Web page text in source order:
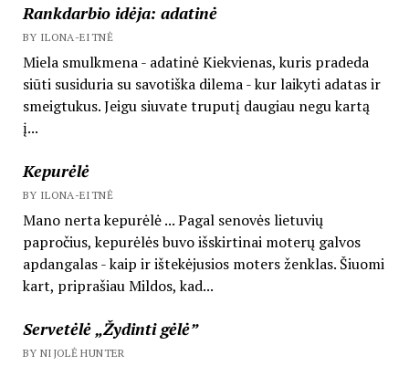
Rankdarbio idėja: adatinė
BY ILONA-EITNĖ
Miela smulkmena - adatinė Kiekvienas, kuris pradeda
siūti susiduria su savotiška dilema - kur laikyti adatas ir
smeigtukus. Jeigu siuvate truputį daugiau negu kartą
į...
Kepurėlė
BY ILONA-EITNĖ
Mano nerta kepurėlė ... Pagal senovės lietuvių
papročius, kepurėlės buvo išskirtinai moterų galvos
apdangalas - kaip ir ištekėjusios moters ženklas. Šiuomi
kart, priprašiau Mildos, kad...
Servetėlė „Žydinti gėlė”
BY NIJOLĖ HUNTER